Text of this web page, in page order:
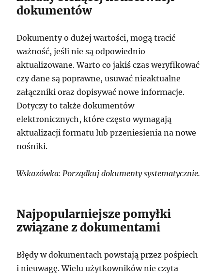
dokumentów
Dokumenty o dużej wartości, mogą tracić
ważność, jeśli nie są odpowiednio
aktualizowane. Warto co jakiś czas weryfikować
czy dane są poprawne, usuwać nieaktualne
załączniki oraz dopisywać nowe informacje.
Dotyczy to także dokumentów
elektronicznych, które często wymagają
aktualizacji formatu lub przeniesienia na nowe
nośniki.
Wskazówka: Porządkuj dokumenty systematycznie.
Najpopularniejsze pomyłki
związane z dokumentami
Błędy w dokumentach powstają przez pośpiech
i nieuwagę. Wielu użytkowników nie czyta